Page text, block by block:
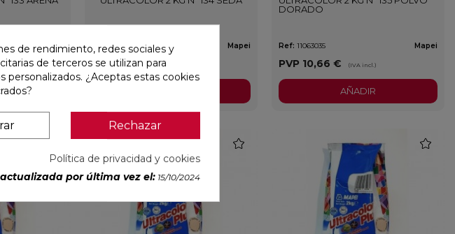
Mapei Ref: 11063034 Mapei
PVP10,66 € (IVA incl.)
DORADO
Ref: 11063035 Mapei
PVP 10,66 € (IVA incl.)
AÑADIR
favorite favorite
de rendimiento, redes sociales y
de terceros se utilizan para
personalizados. ¿Aceptas estas cookies
Rechazar
Política de privacidad y cookies
por última vez el: 15/10/2024